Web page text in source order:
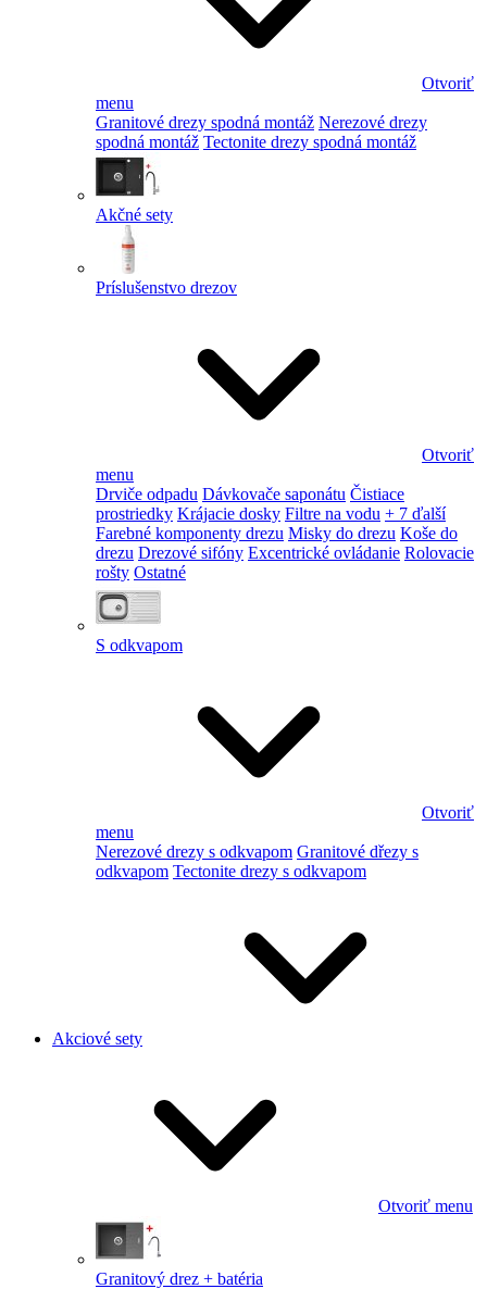
Otvoriť
menu
Granitové drezy spodná montáž Nerezové drezy
spodná montáž Tectonite drezy spodná montáž
Akčné sety
Príslušenstvo drezov
Otvoriť
menu
Drviče odpadu Dávkovače saponátu Čistiace
prostriedky Krájacie dosky Filtre na vodu + 7 ďalší
Farebné komponenty drezu Misky do drezu Koše do
drezu Drezové sifóny Excentrické ovládanie Rolovacie
rošty Ostatné
S odkvapom
Otvoriť
menu
Nerezové drezy s odkvapom Granitové dřezy s
odkvapom Tectonite drezy s odkvapom
Akciové sety
Otvoriť menu
Granitový drez + batéria